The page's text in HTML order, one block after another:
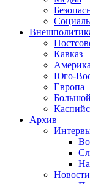
Кавказ
Америка
Юго-
Европа
Архив
Новости